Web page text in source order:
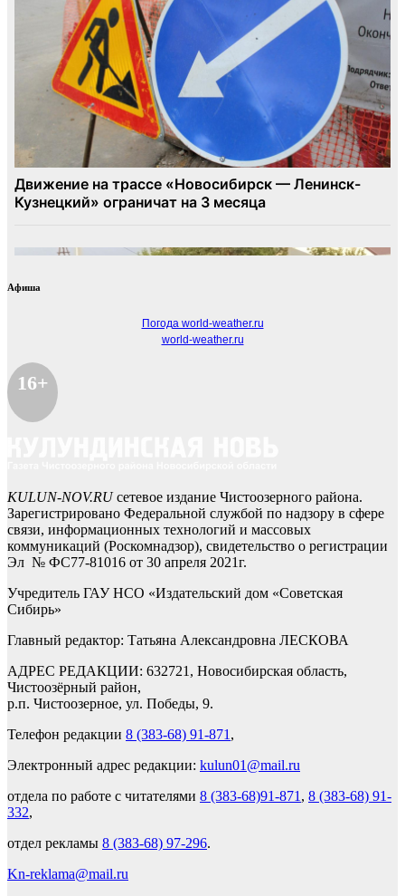
Афиша
Погода world-weather.ru
world-weather.ru
16+
KULUN-NOV.RUсетевое издание Чистоозерного района.
Зарегистрировано Федеральной службой по надзору в сфере
связи, информационных технологий и массовых
коммуникаций (Роскомнадзор), свидетельство о регистрации
Эл № ФС77-81016 от 30 апреля 2021г.
Учредитель ГАУ НСО «Издательский дом «Советская
Сибирь»
Главный редактор: Татьяна Александровна ЛЕСКОВА
АДРЕС РЕДАКЦИИ: 632721, Новосибирская область,
Чистоозёрный район,
р.п. Чистоозерное, ул. Победы, 9.
Телефон редакции 8 (383-68) 91-871 ,
Электронный адрес редакции: kulun01@mail.ru
отдела по работе с читателями 8 (383-68)91-871 , 8 (383-68) 91-
332,
отдел рекламы 8 (383-68) 97-296.
Kn-reklama@mail.ru